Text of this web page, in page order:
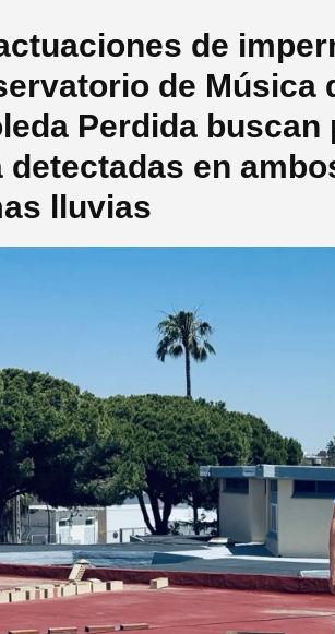
de
de Música
Perdida
detectadas en
lluvias